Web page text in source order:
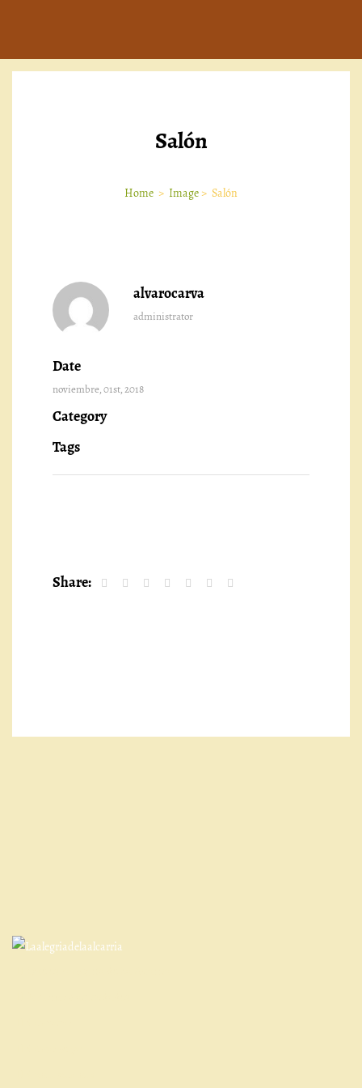
Salón
Home > Image> Salón
alvarocarva
administrator
Date
noviembre, 01st, 2018
Category
Tags
Share: